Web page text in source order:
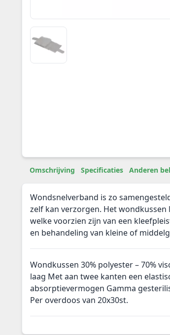
Omschrijving Specificaties Anderen
Wondsnelverband is zo
zelf kan verzorgen. Het
welke voorzien zijn van een
en behandeling van kleine of
Wondkussen 30% polyester – 70%
laag Met aan twee kanten een
absorptievermogen Gamma
Per overdoos van 20x30st.